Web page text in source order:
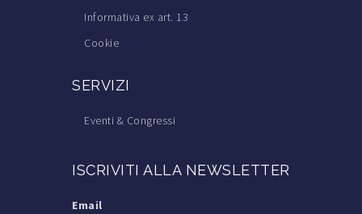
Informativa ex art. 13
Cookie
SERVIZI
Eventi & Congressi
Trova il Medico Tricologo
Iscrizione alla S.I.Tri.
ISCRIVITI ALLA NEWSLETTER
Email